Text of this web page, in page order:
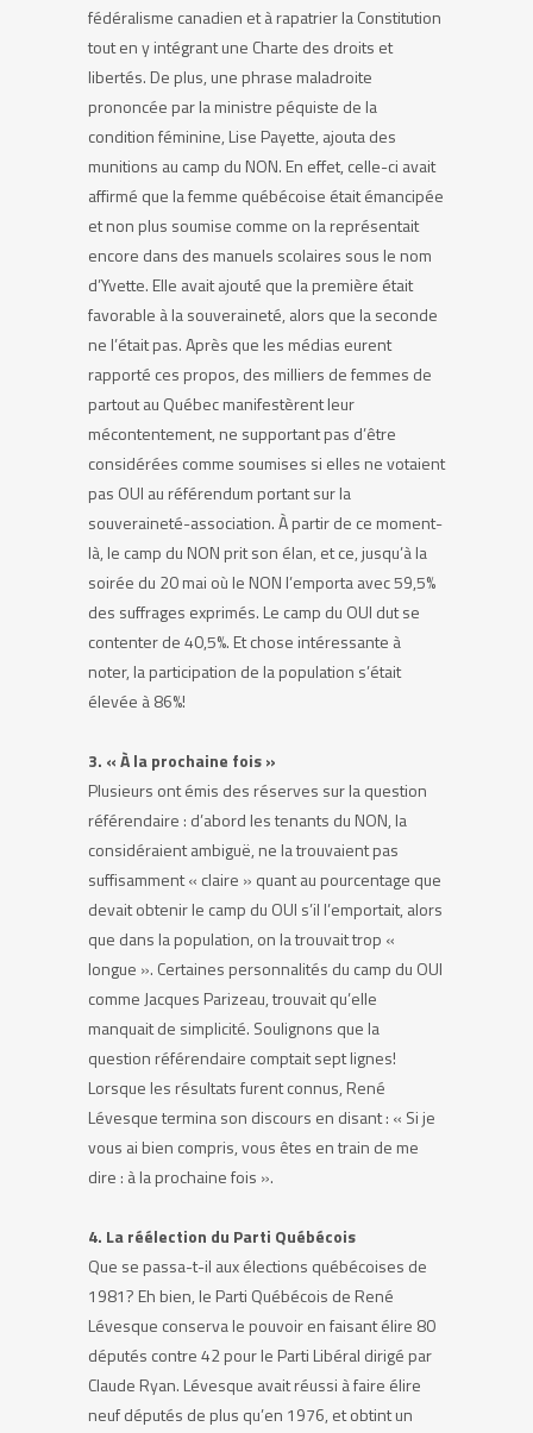
fédéralisme canadien et à rapatrier la Constitution
tout en y intégrant une Charte des droits et
libertés. De plus, une phrase maladroite
prononcée par la ministre péquiste de la
condition féminine, Lise Payette, ajouta des
munitions au camp du NON. En effet, celle-ci avait
affirmé que la femme québécoise était émancipée
et non plus soumise comme on la représentait
encore dans des manuels scolaires sous le nom
d’Yvette. Elle avait ajouté que la première était
favorable à la souveraineté, alors que la seconde
ne l’était pas. Après que les médias eurent
rapporté ces propos, des milliers de femmes de
partout au Québec manifestèrent leur
mécontentement, ne supportant pas d’être
considérées comme soumises si elles ne votaient
pas OUI au référendum portant sur la
souveraineté-association. À partir de ce moment-
là, le camp du NON prit son élan, et ce, jusqu’à la
soirée du 20 mai où le NON l’emporta avec 59,5%
des suffrages exprimés. Le camp du OUI dut se
contenter de 40,5%. Et chose intéressante à
noter, la participation de la population s’était
élevée à 86%!
3. « À la prochaine fois »
Plusieurs ont émis des réserves sur la question
référendaire : d’abord les tenants du NON, la
considéraient ambiguë, ne la trouvaient pas
suffisamment « claire » quant au pourcentage que
devait obtenir le camp du OUI s’il l’emportait, alors
que dans la population, on la trouvait trop «
longue ». Certaines personnalités du camp du OUI
comme Jacques Parizeau, trouvait qu’elle
manquait de simplicité. Soulignons que la
question référendaire comptait sept lignes!
Lorsque les résultats furent connus, René
Lévesque termina son discours en disant : « Si je
vous ai bien compris, vous êtes en train de me
dire : à la prochaine fois ».
4. La réélection du Parti Québécois
Que se passa-t-il aux élections québécoises de
1981? Eh bien, le Parti Québécois de René
Lévesque conserva le pouvoir en faisant élire 80
députés contre 42 pour le Parti Libéral dirigé par
Claude Ryan. Lévesque avait réussi à faire élire
neuf députés de plus qu’en 1976, et obtint un